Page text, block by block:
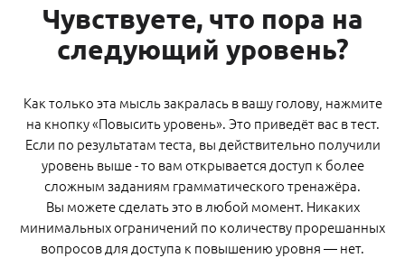
Чувствуете, что пора на
следующий уровень?
Как только эта мысль закралась в вашу голову, нажмите
на кнопку «Повысить уровень». Это приведёт вас в тест.
Если по результатам теста, вы действительно получили
уровень выше - то вам открывается доступ к более
сложным заданиям грамматического тренажёра.
Вы можете сделать это в любой момент. Никаких
минимальных ограничений по количеству прорешанных
вопросов для доступа к повышению уровня — нет.